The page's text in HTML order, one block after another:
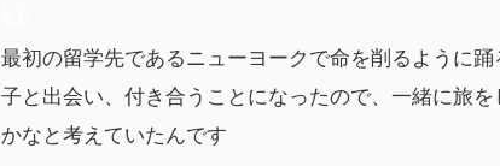
最初の留学先であるニューヨークで命を削るように
子と出会い、付き合うことになったので、一緒に旅を
かなと考えていたんです